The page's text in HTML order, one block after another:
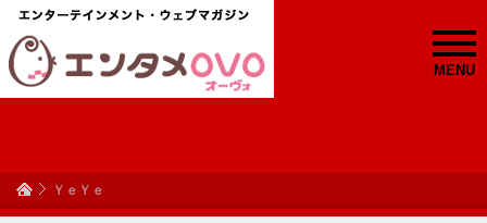
MENU
ＹｅＹｅ